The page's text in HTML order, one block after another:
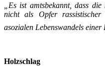
„Es ist amtsbekannt, dass
nicht als Opfer rassistischer
asozialen Lebenswandels
Holzschlag